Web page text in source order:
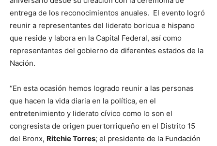
entrega de los reconocimientos anuales. El evento logró
reunir a representantes del liderato boricua e hispano
que reside y labora en la Capital Federal, así como
representantes del gobierno de diferentes estados de la
Nación.
“En esta ocasión hemos logrado reunir a las personas
que hacen la vida diaria en la política, en el
entretenimiento y liderato cívico como lo son el
congresista de origen puertorriqueño en el Distrito 15
del Bronx, Ritchie Torres; el presidente de la Fundación